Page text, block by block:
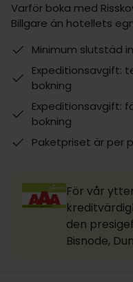
Varför boka med
Billgare än hotellets
Minimum slutstäd
Expeditionsavgift:
bokning
Expeditionsavgift:
bokning
Paketpriset är per
För vår
den
Bisnode,